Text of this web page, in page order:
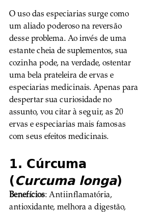
O uso das especiarias surge como
um aliado poderoso na reversão
desse problema. Ao invés de uma
estante cheia de suplementos, sua
cozinha pode, na verdade, ostentar
uma bela prateleira de ervas e
especiarias medicinais. Apenas para
despertar sua curiosidade no
assunto, vou citar à seguir, as 20
ervas e especiarias mais famosas
com seus efeitos medicinais.
1. Cúrcuma
(Curcuma longa)
Benefícios: Antiinflamatória,
antioxidante, melhora a digestão,